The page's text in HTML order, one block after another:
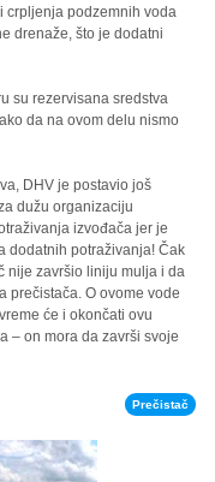
crpljenja podzemnih voda
drenaže, što je dodatni
su rezervisana sredstva
da na ovom delu nismo
DHV je postavio još
dužu organizaciju
izvođača jer je
dodatnih potraživanja! Čak
nije završio liniju mulja i da
prečistača. O ovome vode
će i okončati ovu
– on mora da završi svoje
Prečistač